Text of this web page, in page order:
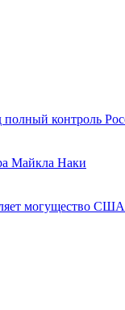
полный контроль
Майкла Наки
могущество